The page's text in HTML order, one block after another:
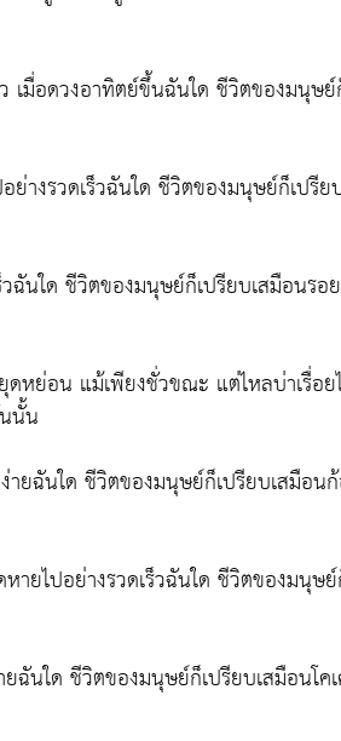
เมื่อดวงอาทิตย์ขึ้นฉันใด ชีวิตของมนุษ
งรวดเร็วฉันใด ชีวิตของมนุษย์ก็เปรี
ฉันใด ชีวิตของมนุษย์ก็เปรียบเสมือนร
หย่อน แม้เพียงชั่วขณะ แต่ไหลบ่าเรื่อ
นั้น
ยฉันใด ชีวิตของมนุษย์ก็เปรียบเสมือน
ยไปอย่างรวดเร็วฉันใด ชีวิตของมนุษ
ฉันใด ชีวิตของมนุษย์ก็เปรียบเสมือนโค